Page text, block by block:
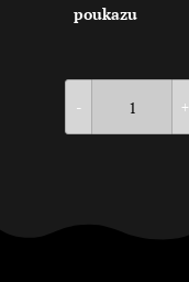
poukazu
Kraniosakrální
- +